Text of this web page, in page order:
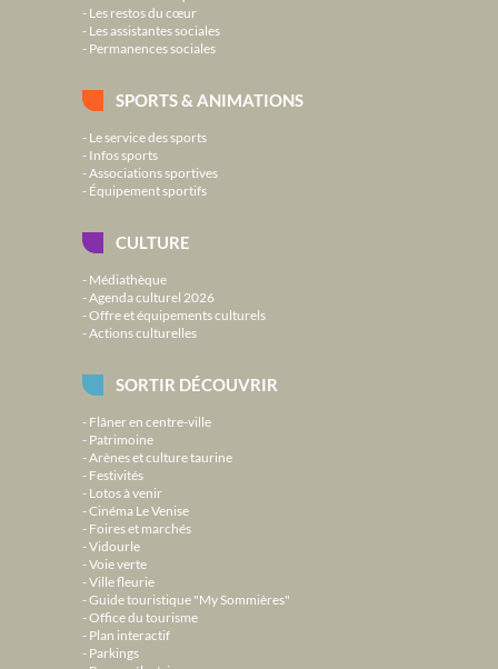
Les restos du cœur
Les assistantes sociales
Permanences sociales
SPORTS & ANIMATIONS
Le service des sports
Infos sports
Associations sportives
Équipement sportifs
CULTURE
Médiathèque
Agenda culturel 2026
Offre et équipements culturels
Actions culturelles
SORTIR DÉCOUVRIR
Flâner en centre-ville
Patrimoine
Arènes et culture taurine
Festivités
Lotos à venir
Cinéma Le Venise
Foires et marchés
Vidourle
Voie verte
Ville fleurie
Guide touristique "My Sommières"
Office du tourisme
Plan interactif
Parkings